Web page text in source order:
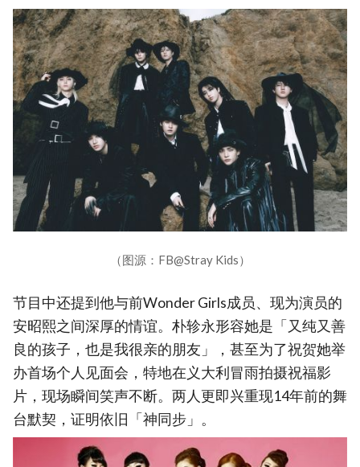
（图源：FB@Stray Kids）
节目中还提到他与前Wonder Girls成员、现为演员的
安昭熙之间深厚的情谊。朴轸永形容她是「又纯又善
良的孩子，也是我很亲的朋友」，甚至为了祝贺她举
办首场个人见面会，特地在义大利冒雨拍摄祝福影
片，现场瞬间笑声不断。两人更即兴重现14年前的舞
台默契，证明依旧「神同步」。